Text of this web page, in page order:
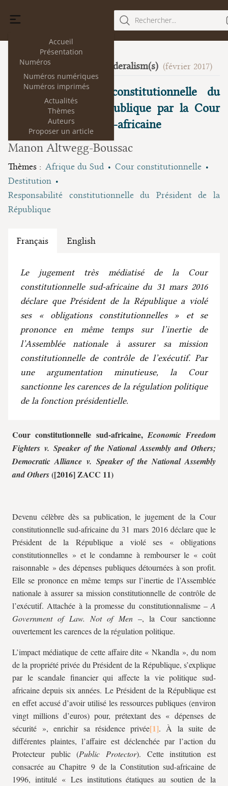
Accueil
Présentation
Numéros
Numéros numériques
Numéros imprimés
Actualités
Thèmes
Auteurs
Proposer un article
Rechercher...
17 Thinking about Federalism(s) (février 2017)
La condamnation constitutionnelle du
Président de la République par la Cour
constitutionnelle sud-africaine
Manon Altwegg-Boussac
Thèmes : Afrique du Sud
Cour constitutionnelle
Destitution
Responsabilité constitutionnelle du Président de la
République
Français English
Le jugement très médiatisé de la Cour
constitutionnelle sud-africaine du 31 mars 2016
déclare que Président de la République a violé
ses « obligations constitutionnelles » et se
prononce en même temps sur l’inertie de
l’Assemblée nationale à assurer sa mission
constitutionnelle de contrôle de l’exécutif. Par
une argumentation minutieuse, la Cour
sanctionne les carences de la régulation politique
de la fonction présidentielle.
Cour constitutionnelle sud-africaine,Economic Freedom
Fighters v. Speaker of the National Assembly and Others;
Democratic Alliance v. Speaker of the National Assembly
and Others([2016] ZACC 11)
Devenu célèbre dès sa publication, le jugement de la Cour
constitutionnelle sud-africaine du 31 mars 2016 déclare que le
Président de la République a violé ses « obligations
constitutionnelles » et le condamne à rembourser le « coût
raisonnable » des dépenses publiques détournées à son profit.
Elle se prononce en même temps sur l’inertie de l’Assemblée
nationale à assurer sa mission constitutionnelle de contrôle de
l’exécutif. Attachée à la promesse du constitutionnalisme – A
Government of Law. Not of Men–, la Cour sanctionne
ouvertement les carences de la régulation politique.
L’impact médiatique de cette affaire dite « Nkandla », du nom
de la propriété privée du Président de la République, s’explique
par le scandale financier qui affecte la vie politique sud-
africaine depuis six années. Le Président de la République est
en effet accusé d’avoir utilisé les ressources publiques (environ
vingt millions d’euros) pour, prétextant des « dépenses de
sécurité », enrichir sa résidence privée
. À la suite de
différentes plaintes, l’affaire est déclenchée par l’action du
Protecteur public (Public Protector). Cette institution est
consacrée au Chapitre 9 de la Constitution sud-africaine de
1996, intitulé « Les institutions étatiques au soutien de la